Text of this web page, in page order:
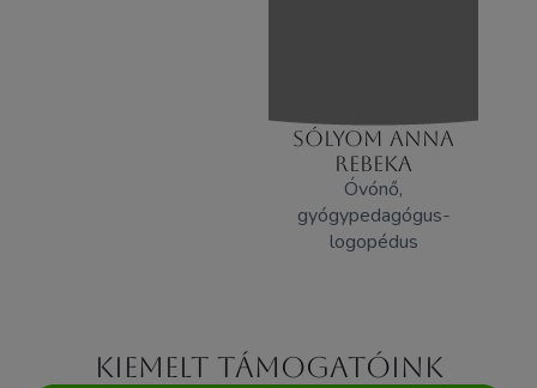
SÓLYOM ANNA
REBEKA
Óvónő,
gyógypedagógus-
logopédus
Kiemelt támogatóink